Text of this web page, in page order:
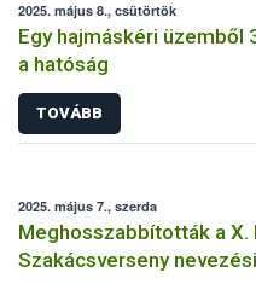
2025. május 8., csütörtök
Egy hajmáskéri üzemből
a hatóság
TOVÁBB
2025. május 7., szerda
Meghosszabbították a
Szakácsverseny